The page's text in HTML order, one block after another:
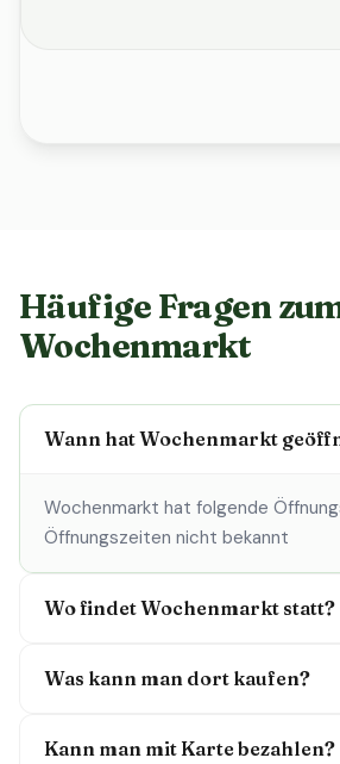
Häufige Fragen
Wochenmarkt
Wann hat Wochenmarkt
Wochenmarkt hat folgende
Öffnungszeiten nicht bekannt
Wo findet Wochenmarkt statt?
Was kann man dort kaufen?
Kann man mit Karte bezahlen?